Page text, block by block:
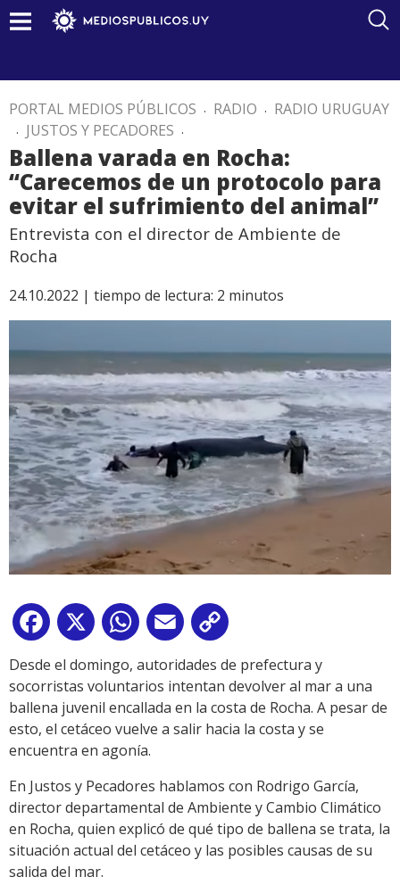
PORTAL MEDIOS PÚBLICOS . RADIO . RADIO URUGUAY
. JUSTOS Y PECADORES .
Ballena varada en Rocha:
“Carecemos de un protocolo para
evitar el sufrimiento del animal”
Entrevista con el director de Ambiente de
Rocha
24.10.2022 | tiempo de lectura: 2 minutos
Facebook
X WhatsApp
Email
Link
Desde el domingo, autoridades de prefectura y
socorristas voluntarios intentan devolver al mar a una
ballena juvenil encallada en la costa de Rocha. A pesar de
esto, el cetáceo vuelve a salir hacia la costa y se
encuentra en agonía.
En Justos y Pecadores hablamos con Rodrigo García,
director departamental de Ambiente y Cambio Climático
en Rocha, quien explicó de qué tipo de ballena se trata, la
situación actual del cetáceo y las posibles causas de su
salida del mar.